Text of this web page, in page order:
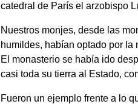
catedral de París el arzobispo
Nuestros monjes, desde las
humildes, habían optado por
El monasterio se había ido
casi toda su tierra al Estado,
Fueron un ejemplo frente a lo